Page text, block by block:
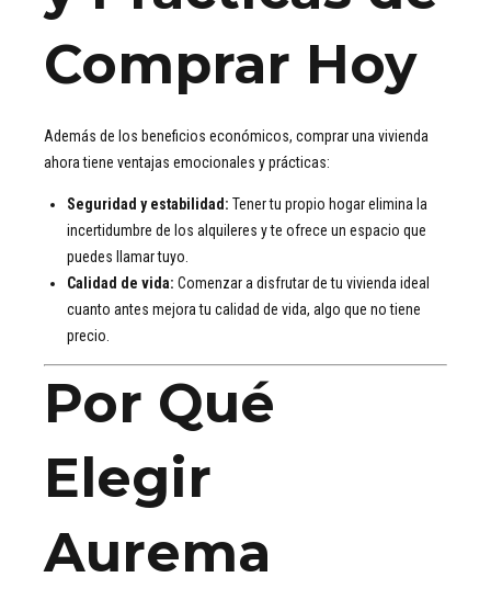
Comprar Hoy
Además de los beneficios económicos, comprar una vivienda
ahora tiene ventajas emocionales y prácticas:
Seguridad y estabilidad: Tener tu propio hogar elimina la
incertidumbre de los alquileres y te ofrece un espacio que
puedes llamar tuyo.
Calidad de vida: Comenzar a disfrutar de tu vivienda ideal
cuanto antes mejora tu calidad de vida, algo que no tiene
precio.
Por Qué
Elegir
Aurema